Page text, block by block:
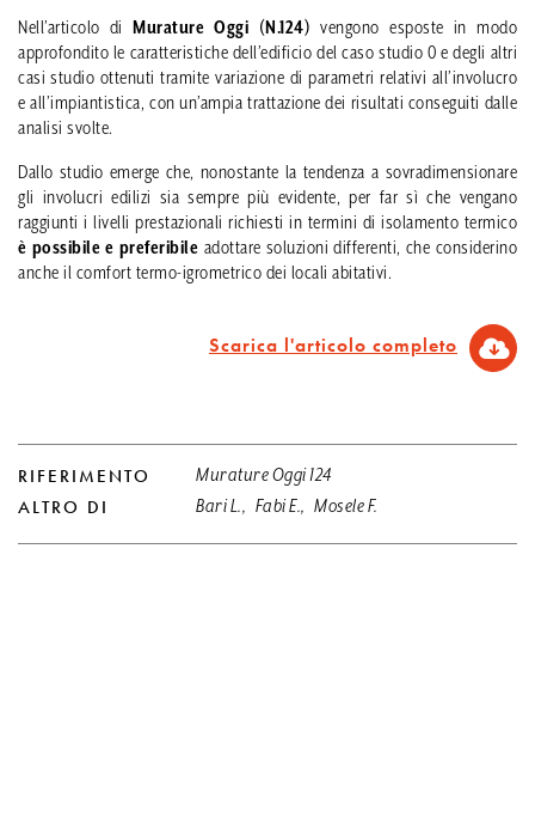
Nell’articolo di Murature Oggi (N.124) vengono esposte in modo
approfondito le caratteristiche dell’edificio del caso studio 0 e degli altri
casi studio ottenuti tramite variazione di parametri relativi all’involucro
e all’impiantistica, con un’ampia trattazione dei risultati conseguiti dalle
analisi svolte.
Dallo studio emerge che, nonostante la tendenza a sovradimensionare
gli involucri edilizi sia sempre più evidente, per far sì che vengano
raggiunti i livelli prestazionali richiesti in termini di isolamento termico
è possibile e preferibile adottare soluzioni differenti, che considerino
anche il comfort termo-igrometrico dei locali abitativi.
Scarica l'articolo completo
RIFERIMENTO Murature Oggi 124
ALTRO DI Bari L., Fabi E., Mosele F.